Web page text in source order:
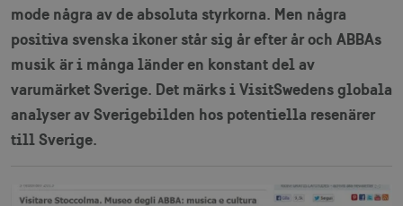
mode några av de absoluta styrkorna. Men några
positiva svenska ikoner står sig år efter år och ABBAs
musik är i många länder en konstant del av
varumärket Sverige. Det märks i VisitSwedens globala
analyser av Sverigebilden hos potentiella resenärer
till Sverige.